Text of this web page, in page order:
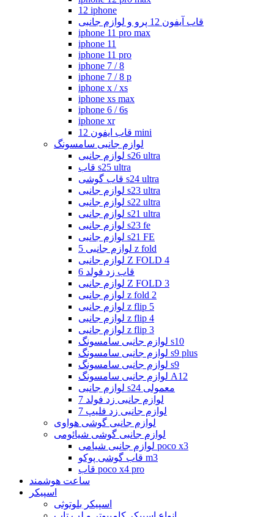
12 iphone
قاب آیفون 12 پرو و لوازم جانبی
iphone 11 pro max
iphone 11
iphone 11 pro
iphone 7 / 8
iphone 7 / 8 p
iphone x / xs
iphone xs max
iphone 6 / 6s
iphone xr
قاب ایفون 12 mini
لوازم جانبی سامسونگ
لوازم جانبی s26 ultra
قاب s25 ultra
قاب گوشی s24 ultra
لوازم جانبی s23 ultra
لوازم جانبی s22 ultra
لوازم جانبی s21 ultra
لوازم جانبی s23 fe
لوازم جانبی s21 FE
لوازم جانبی 5 z fold
لوازم جانبی Z FOLD 4
قاب زد فولد 6
لوازم جانبی Z FOLD 3
لوازم جانبی z fold 2
لوازم جانبی z flip 5
لوازم جانبی z flip 4
لوازم جانبی z flip 3
لوازم جانبی سامسونگ s10
لوازم جانبی سامسونگ s9 plus
لوازم جانبی سامسونگ s9
لوازم جانبی سامسونگ A12
لوازم جانبی s24 معمولی
لوازم جانبی زد فولد 7
لوازم جانبی زد فلیپ 7
لوازم جانبی گوشی هواوی
لوازم جانبی گوشی شیائومی
لوازم جانبی شیامی poco x3
قاب گوشی پوکو m3
قاب poco x4 pro
ساعت هوشمند
اسپیکر
اسپیکر بلوتوثی